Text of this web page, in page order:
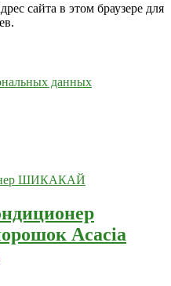
сайта в этом браузере для
данных
Acacia